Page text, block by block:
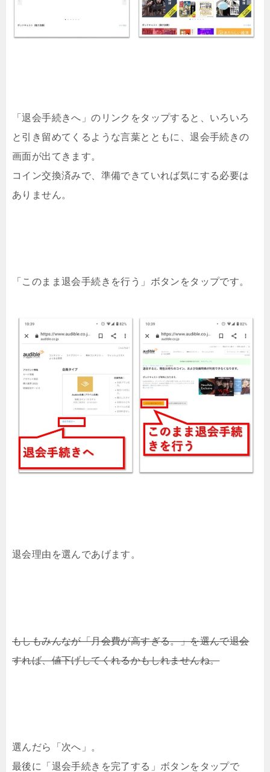
「退会手続きへ」のリンクをタップすると、いろいろ
と引き留めてくるような言葉とともに、退会手続きの
画面が出てきます。
コイン交換済みで、準備できていれば気にする必要は
ありません。
「このまま退会手続きを行う」ボタンをタップです。
退会理由を選んであげます。
もしもみんなが「月会費が高すぎる。」を選んで退会
すれば、値下げしてくれるかもしれませんね。
選んだら「次へ」。
最後に「退会手続きを完了する」ボタンをタップで